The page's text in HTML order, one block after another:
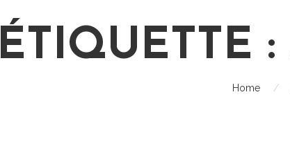
ÉTIQUETTE :
Home /